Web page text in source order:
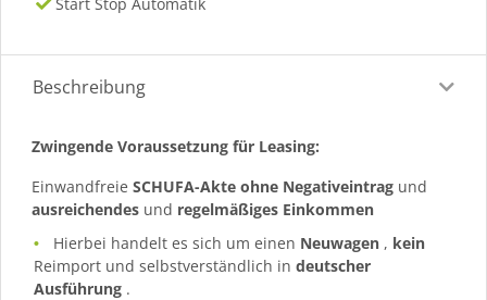
Beschreibung
Zwingende Voraussetzung für Leasing:
Einwandfreie SCHUFA-Akte ohne Negativeintrag und
ausreichendes und regelmäßiges Einkommen
Hierbei handelt es sich um einen Neuwagen , kein
Reimport und selbstverständlich in deutscher
Ausführung .